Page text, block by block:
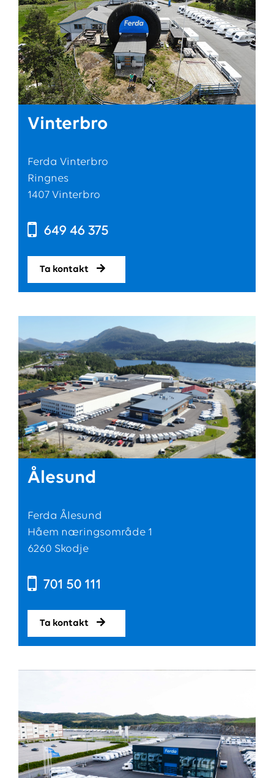
Vinterbro
Ferda Vinterbro
Ringnes
1407 Vinterbro
649 46 375
Ta kontakt
Ålesund
Ferda Ålesund
Håem næringsområde 1
6260 Skodje
701 50 111
Ta kontakt